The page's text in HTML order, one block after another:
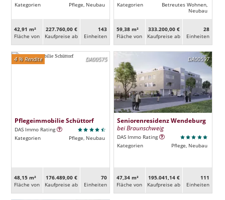
Kategorien
Pflege, Neubau
42,91 m²
Fläche von
227.760,00 €
Kaufpreise ab
143
Ein­heiten
Kategorien
Betreutes Wohnen,
Neubau
59,38 m²
Fläche von
333.200,00 €
Kaufpreise ab
28
Ein­heiten
DA00575
4 % Rendite
Pflegeimmobilie Schüttorf
DAS Immo Rating
Kategorien
Pflege, Neubau
48,15 m²
Fläche von
176.489,00 €
Kaufpreise ab
70
Ein­heiten
DA00597
Seniorenresidenz Wendeburg
bei Braunschweig
DAS Immo Rating
Kategorien
Pflege, Neubau
47,34 m²
Fläche von
195.041,14 €
Kaufpreise ab
111
Ein­heiten